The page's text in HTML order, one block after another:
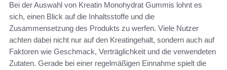
Bei der Auswahl von Kreatin Monohydrat Gummis lohnt es
sich, einen Blick auf die Inhaltsstoffe und die
Zusammensetzung des Produkts zu werfen. Viele Nutzer
achten dabei nicht nur auf den Kreatingehalt, sondern auch auf
Faktoren wie Geschmack, Verträglichkeit und die verwendeten
Zutaten. Gerade bei einer regelmäßigen Einnahme spielt die